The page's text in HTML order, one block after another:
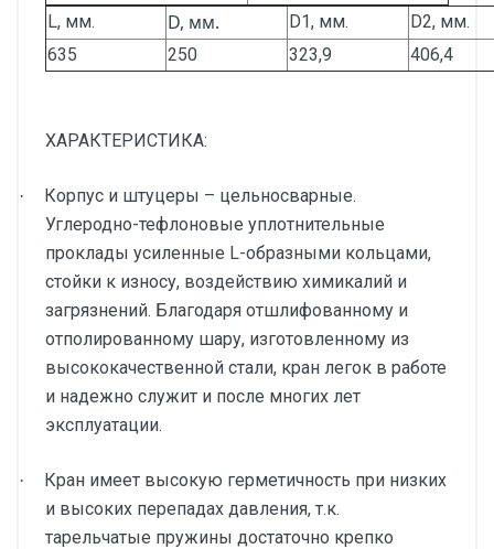
L, мм.
D, мм. D1, мм.
D2, мм.
635
250 323,9 406,4
ХАРАКТЕРИСТИКА:
·
Корпус и штуцеры – цельносварные.
Углеродно-тефлоновые уплотнительные
проклады усиленные L-образными кольцами,
стойки к износу, воздействию химикалий и
загрязнений. Благодаря отшлифованному и
отполированному шару, изготовленному из
высококачественной стали, кран легок в работе
и надежно служит и после многих лет
эксплуатации.
·
Кран имеет высокую герметичность при низких
и высоких перепадах давления, т.к.
тарельчатые пружины достаточно крепко